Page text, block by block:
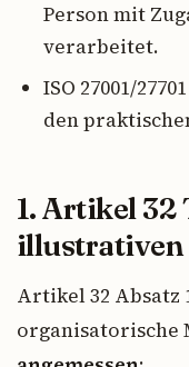
Person mit
verarbeitet.
ISO 27001/
den
1. Artikel 32
illustrativen
Artikel 32 Absatz
organisatorische